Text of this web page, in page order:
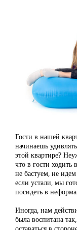
Гости в нашей
начинаешь
этой квартире?
что в гости ходить
не бастуем, не
если устали, мы
посидеть в
Иногда, нам
была воспитана